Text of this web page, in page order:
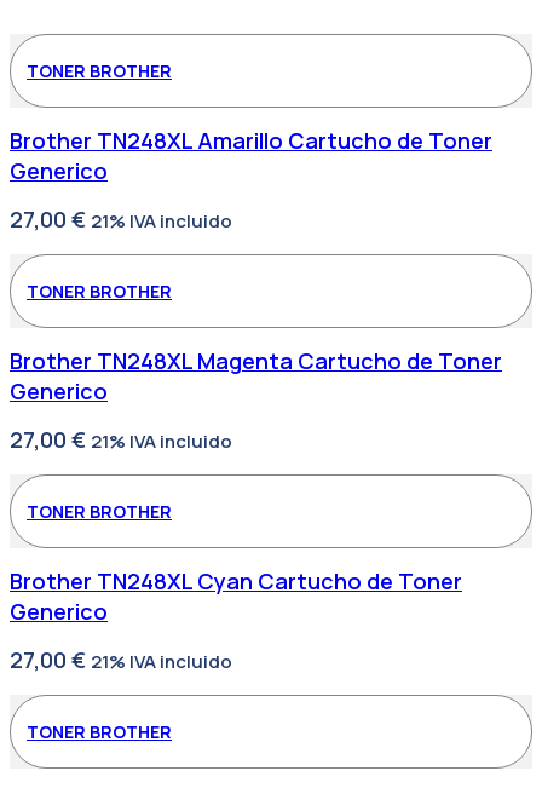
TONER BROTHER
Brother TN248XL Amarillo Cartucho de Toner
Generico
27,00 € 21% IVA incluido
TONER BROTHER
Brother TN248XL Magenta Cartucho de Toner
Generico
27,00 € 21% IVA incluido
TONER BROTHER
Brother TN248XL Cyan Cartucho de Toner
Generico
27,00 € 21% IVA incluido
TONER BROTHER